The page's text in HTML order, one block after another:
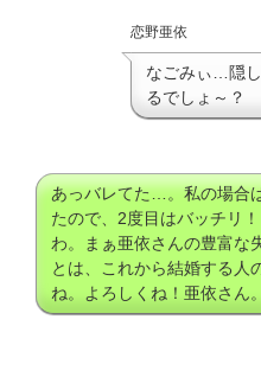
恋野亜依
なごみぃ…隠
るでしょ～？
あっバレてた…。私の場合
たので、2度目はバッチリ
わ。まぁ亜依さんの豊富な
とは、これから結婚する人
ね。よろしくね！亜依さん。